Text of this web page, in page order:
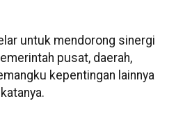
untuk mendorong sinergi
pusat, daerah,
kepentingan lainnya